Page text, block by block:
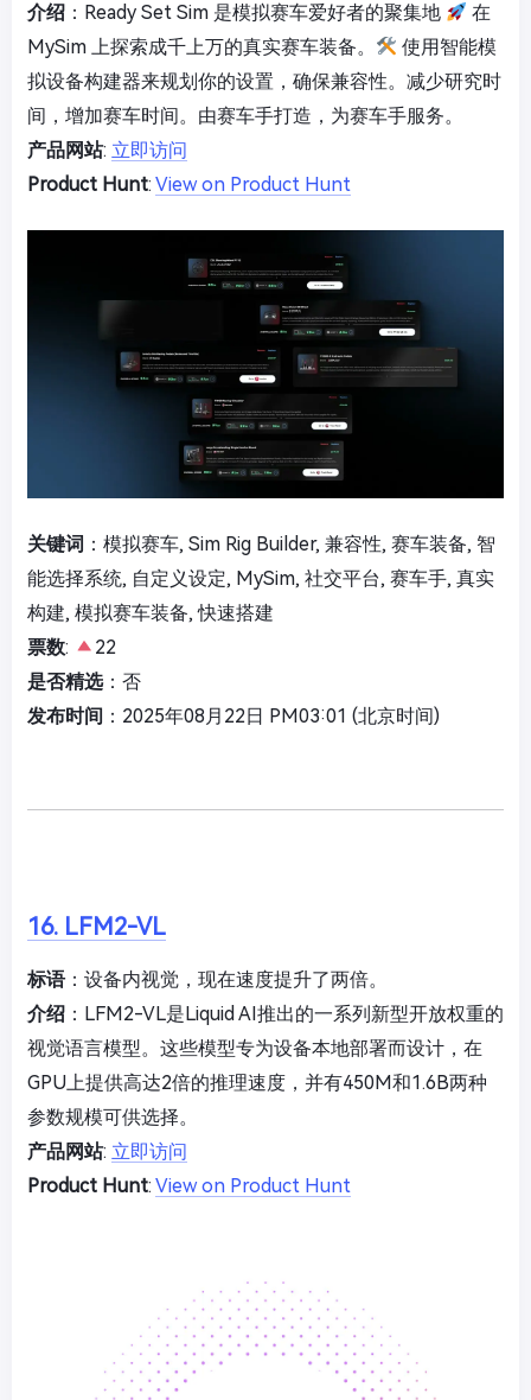
介绍 ：Ready Set Sim 是模拟赛车爱好者的聚集地
在
MySim 上探索成千上万的真实赛车装备。
使用智能模
拟设备构建器来规划你的设置，确保兼容性。减少研究时
间，增加赛车时间。由赛车手打造，为赛车手服务。
产品网站: 立即访问
Product Hunt: View on Product Hunt
关键词 ：模拟赛车, Sim Rig Builder, 兼容性, 赛车装备, 智
能选择系统, 自定义设定, MySim, 社交平台, 赛车手, 真实
构建, 模拟赛车装备, 快速搭建
票数:
22
是否精选：否
发布时间 ：2025年08月22日 PM03:01 (北京时间)
16. LFM2-VL
标语：设备内视觉，现在速度提升了两倍。
介绍 ：LFM2-VL是Liquid AI推出的一系列新型开放权重的
视觉语言模型。这些模型专为设备本地部署而设计，在
GPU上提供高达2倍的推理速度，并有450M和1.6B两种
参数规模可供选择。
产品网站: 立即访问
Product Hunt: View on Product Hunt